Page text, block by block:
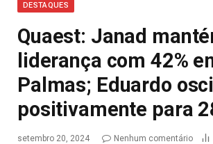
DESTAQUES
Quaest: Janad
liderança com 42%
Palmas; Eduardo
positivamente para
setembro 20, 2024 Nenhum comentário